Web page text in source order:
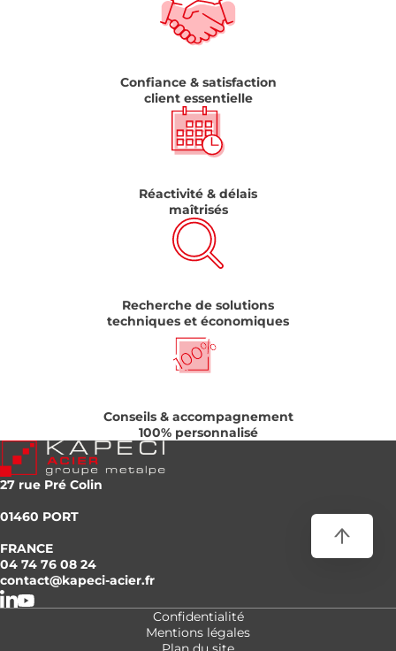
Confiance & satisfaction
client essentielle
Réactivité & délais
maîtrisés
Recherche de solutions
techniques et économiques
Conseils & accompagnement
100% personnalisé
27 rue Pré Colin
01460 PORT
FRANCE
04 74 76 08 24
contact@kapeci-acier.fr
Confidentialité
Mentions légales